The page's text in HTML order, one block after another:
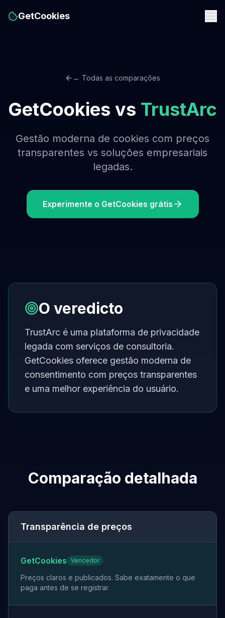
GetCookies
← Todas as comparações
GetCookies vs TrustArc
Gestão moderna de cookies com preços
transparentes vs soluções empresariais
legadas.
Experimente o GetCookies grátis
O veredicto
TrustArc é uma plataforma de privacidade
legada com serviços de consultoria.
GetCookies oferece gestão moderna de
consentimento com preços transparentes
e uma melhor experiência do usuário.
Comparação detalhada
Transparência de preços
GetCookies Vencedor
Preços claros e publicados. Sabe exatamente o que
paga antes de se registrar.